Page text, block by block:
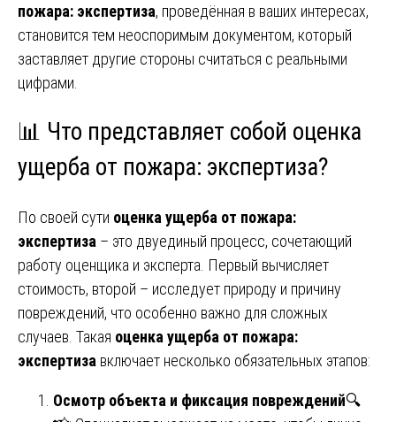
пожара: экспертиза, проведённая в ваших интересах,
становится тем неоспоримым документом, который
заставляет другие стороны считаться с реальными
цифрами.
📊 Что представляет собой оценка
ущерба от пожара: экспертиза?
По своей сути оценка ущерба от пожара:
экспертиза – это двуединый процесс, сочетающий
работу оценщика и эксперта. Первый вычисляет
стоимость, второй – исследует природу и причину
повреждений, что особенно важно для сложных
случаев. Такая оценка ущерба от пожара:
экспертиза включает несколько обязательных этапов:
Осмотр объекта и фиксация повреждений🔍